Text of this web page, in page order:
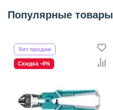
Популярные товары
Хит продаж
Скидка -4%